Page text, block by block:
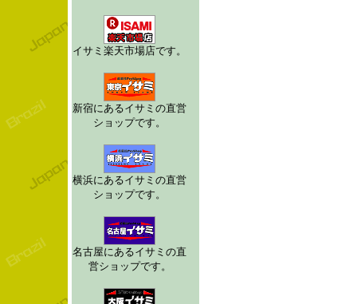
イサミ楽天市場店です。
新宿にあるイサミの直営
ショップです。
横浜にあるイサミの直営
ショップです。
名古屋にあるイサミの直
営ショップです。